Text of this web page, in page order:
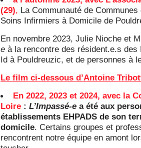
(29), La Communauté de
Soins Infirmiers à Domicile de
En novembre 2023, Julie Nioche et
e à la rencontre des résident.e.s
Id à Pouldreuzic, et de personnes à
Le film ci-dessous d’Antoine
En 2022, 2023 et 2024, avec la
Loire : L’Impassé-e a été aux
établissements EHPADS de son
domicile. Certains groupes et
rencontrent notre équipe en amont